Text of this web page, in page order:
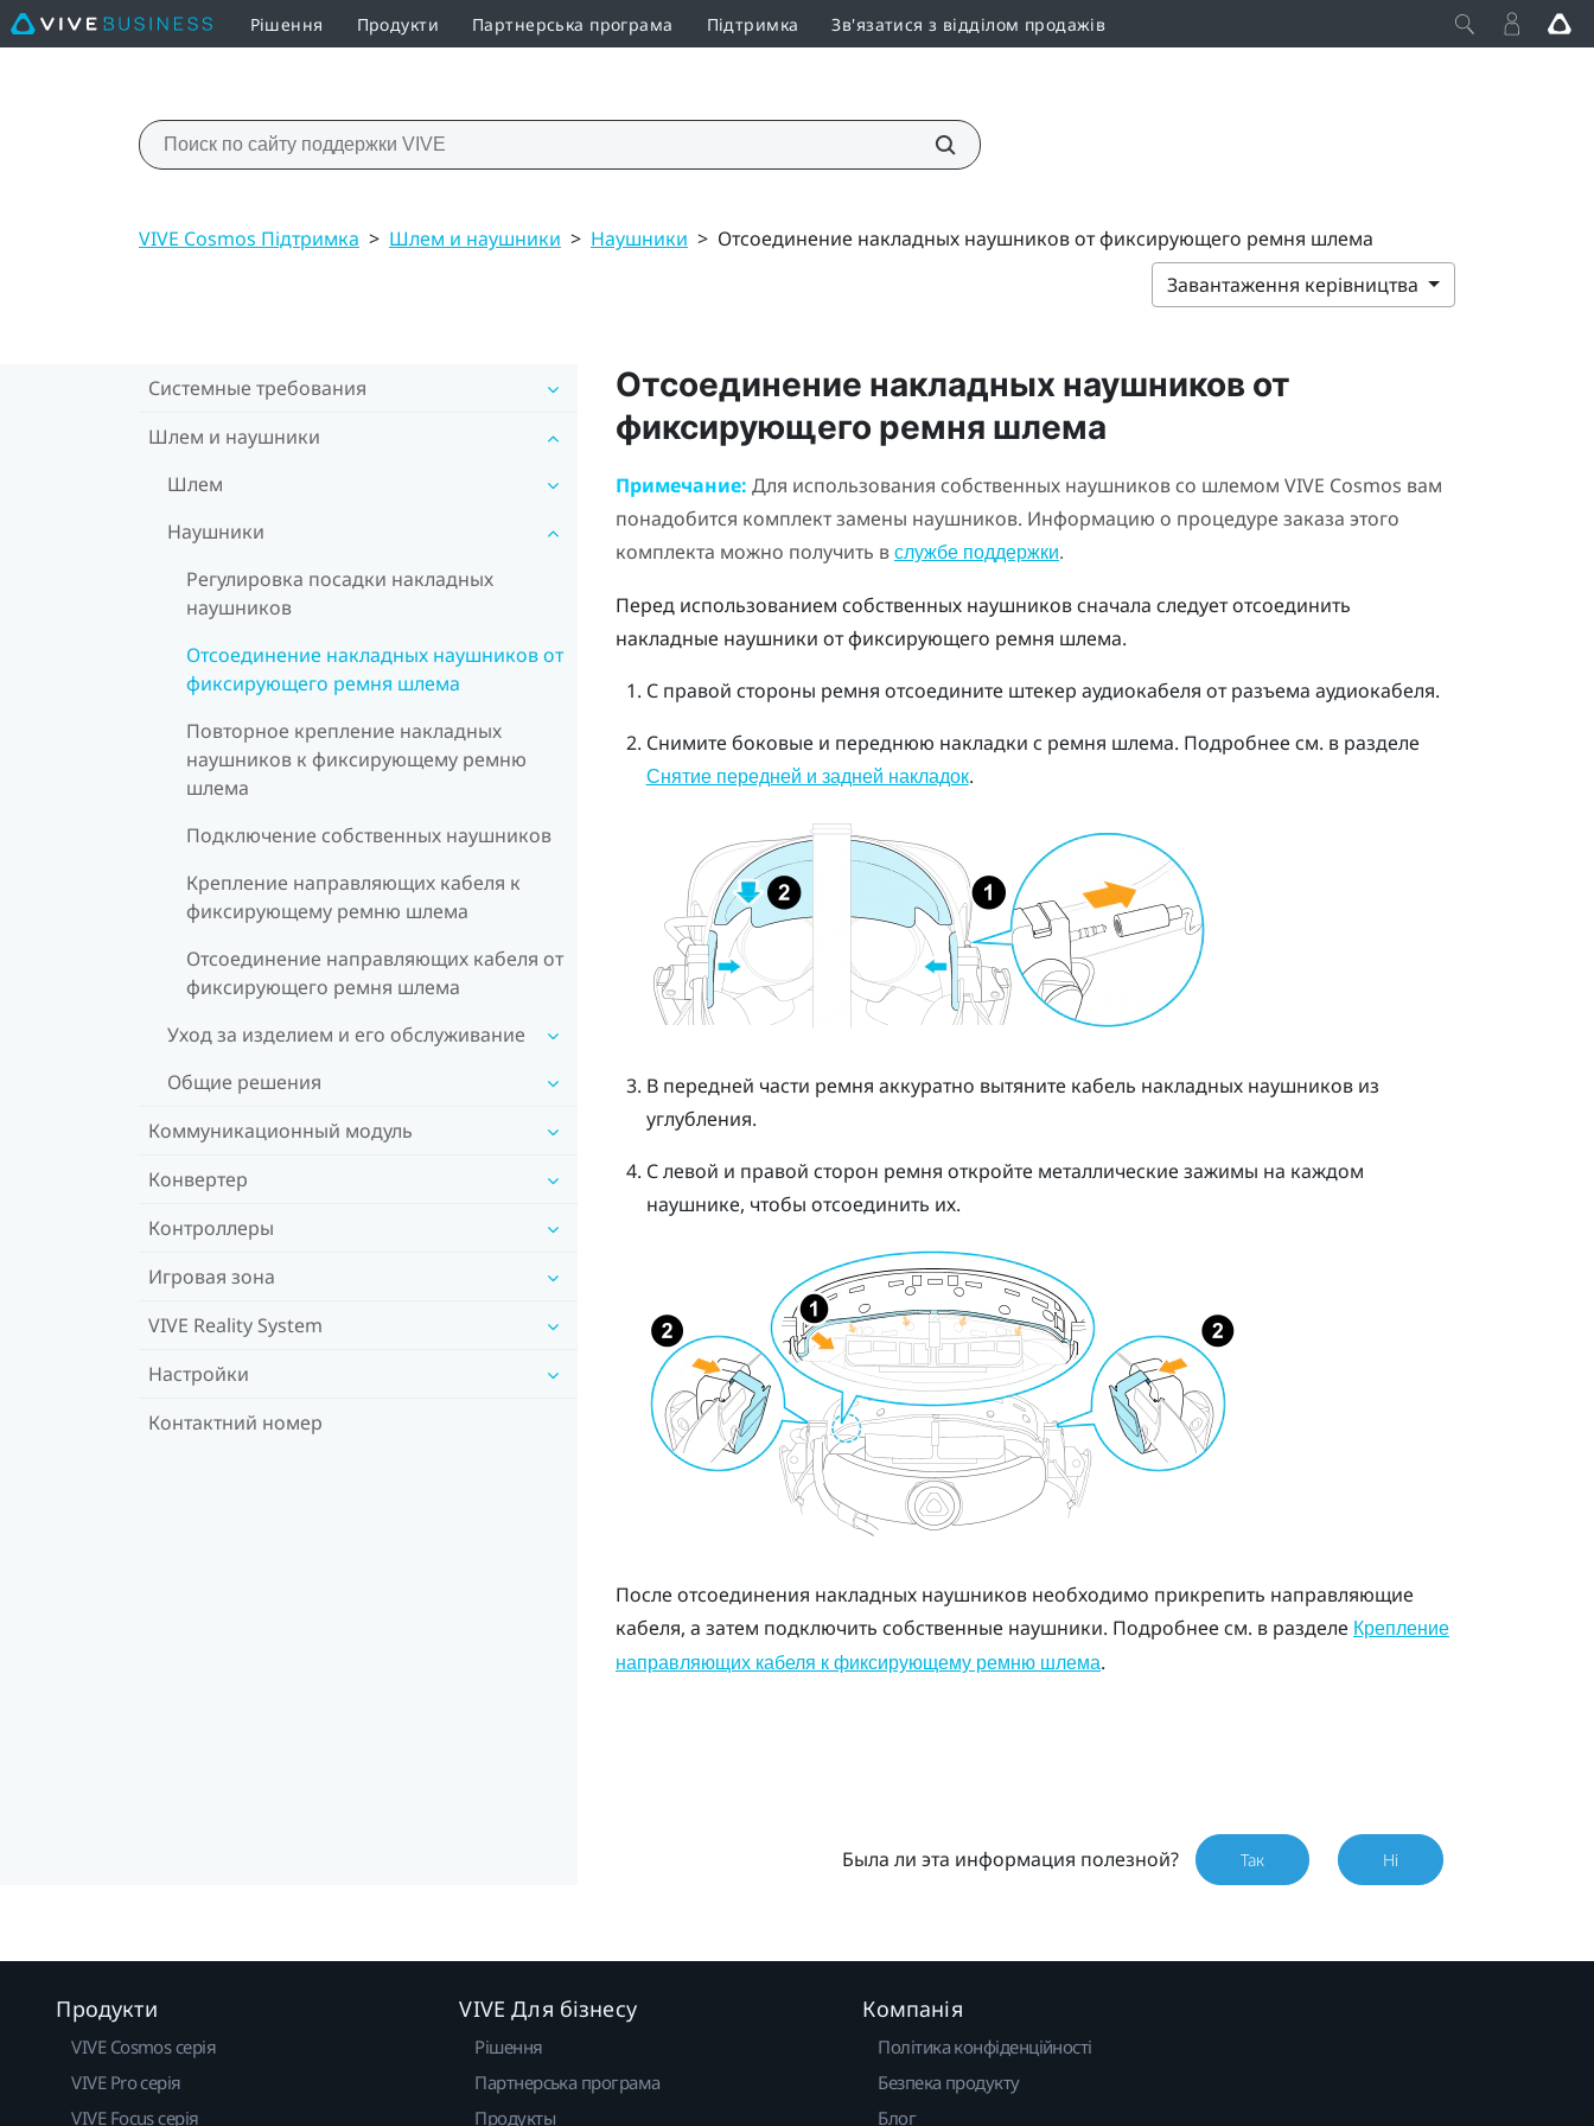
Рішення Продукти Партнерська програма Підтримка Зв'язатися з відділом продажів
VIVE Cosmos Підтримка > Шлем и наушники > Наушники > Отсоединение накладных наушников от фиксирующего ремня шлема
Завантаження керівництва
Системные требования
Шлем и наушники
Шлем
Наушники
Регулировка посадки накладных
наушников
Отсоединение накладных наушников от
фиксирующего ремня шлема
Повторное крепление накладных
наушников к фиксирующему ремню
шлема
Подключение собственных наушников
Крепление направляющих кабеля к
фиксирующему ремню шлема
Отсоединение направляющих кабеля от
фиксирующего ремня шлема
Уход за изделием и его обслуживание
Общие решения
Коммуникационный модуль
Конвертер
Контроллеры
Игровая зона
VIVE Reality System
Настройки
Контактний номер
Отсоединение накладных наушников от
фиксирующего ремня шлема
Примечание: Для использования собственных наушников со шлемом VIVE Cosmos вам
понадобится комплект замены наушников. Информацию о процедуре заказа этого
комплекта можно получить в службе поддержки.
Перед использованием собственных наушников сначала следует отсоединить
накладные наушники от фиксирующего ремня шлема.
С правой стороны ремня отсоедините штекер аудиокабеля от разъема аудиокабеля.
Снимите боковые и переднюю накладки с ремня шлема. Подробнее см. в разделе
Снятие передней и задней накладок.
В передней части ремня аккуратно вытяните кабель накладных наушников из
углубления.
С левой и правой сторон ремня откройте металлические зажимы на каждом
наушнике, чтобы отсоединить их.
После отсоединения накладных наушников необходимо прикрепить направляющие
кабеля, а затем подключить собственные наушники. Подробнее см. в разделе Крепление
направляющих кабеля к фиксирующему ремню шлема.
Была ли эта информация полезной? Так Ні
Продукти
VIVE Cosmos серія
VIVE Pro серія
VIVE Focus серія
VIVE Для бізнесу
Рішення
Партнерська програма
Продукты
Компанія
Політика конфіденційності
Безпека продукту
Блог